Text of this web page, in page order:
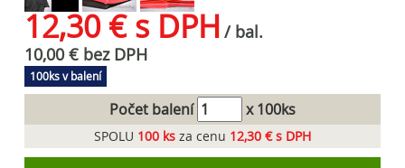
12,30 € s DPH / bal.
10,00 € bez DPH
100ks v balení
Počet balení x 100ks
SPOLU 100 ks za cenu 12,30 € s DPH